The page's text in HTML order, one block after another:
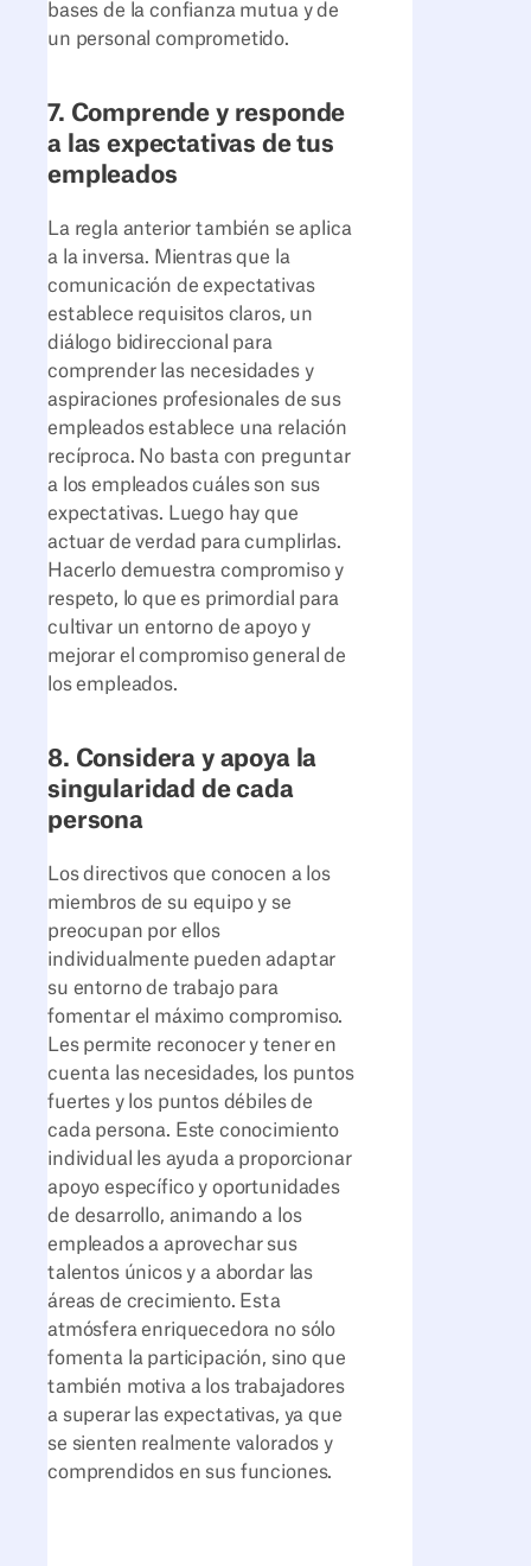
bases de la confianza mutua y de
un personal comprometido.
7. Comprende y responde
a las expectativas de tus
empleados
La regla anterior también se aplica
a la inversa. Mientras que la
comunicación de expectativas
establece requisitos claros, un
diálogo bidireccional para
comprender las necesidades y
aspiraciones profesionales de sus
empleados establece una relación
recíproca. No basta con preguntar
a los empleados cuáles son sus
expectativas. Luego hay que
actuar de verdad para cumplirlas.
Hacerlo demuestra compromiso y
respeto, lo que es primordial para
cultivar un entorno de apoyo y
mejorar el compromiso general de
los empleados.
8. Considera y apoya la
singularidad de cada
persona
Los directivos que conocen a los
miembros de su equipo y se
preocupan por ellos
individualmente pueden adaptar
su entorno de trabajo para
fomentar el máximo compromiso.
Les permite reconocer y tener en
cuenta las necesidades, los puntos
fuertes y los puntos débiles de
cada persona. Este conocimiento
individual les ayuda a proporcionar
apoyo específico y oportunidades
de desarrollo, animando a los
empleados a aprovechar sus
talentos únicos y a abordar las
áreas de crecimiento. Esta
atmósfera enriquecedora no sólo
fomenta la participación, sino que
también motiva a los trabajadores
a superar las expectativas, ya que
se sienten realmente valorados y
comprendidos en sus funciones.